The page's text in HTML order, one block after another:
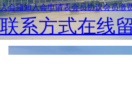
入会须知入会申请表会员协议会员缴
联系方式在线